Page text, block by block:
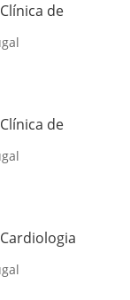
de
de